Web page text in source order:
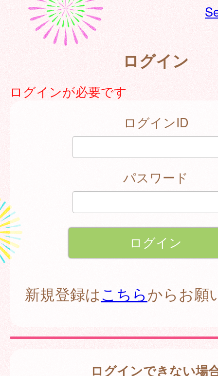
ログイン
ログインが必要です
ログインID
パスワード
新規登録はこちらからお願
ログインできない場